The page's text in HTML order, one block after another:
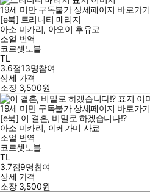
19세 미만 구독불가 상세페이지 바로가기
[e북] 트리니티 매리지
아소 미카리, 아오이 후유코
소얼 번역
코르셋노블
TL
3.6점13명참여
상세 가격
소장 3,500원
19세 미만 구독불가 상세페이지 바로가기
[e북] 이 결혼, 비밀로 하겠습니다!?
아소 미카리, 이케가미 사쿄
소얼 번역
코르셋노블
TL
3.7점9명참여
상세 가격
소장 3,500원